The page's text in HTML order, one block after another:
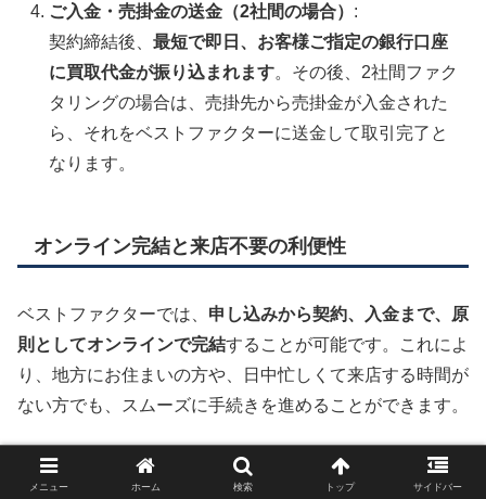
ご入金・売掛金の送金（2社間の場合） :
契約締結後、最短で即日、お客様ご指定の銀行口座
に買取代金が振り込まれます。その後、2社間ファク
タリングの場合は、売掛先から売掛金が入金された
ら、それをベストファクターに送金して取引完了と
なります。
オンライン完結と来店不要の利便性
ベストファクターでは、 申し込みから契約、入金まで、原
則としてオンラインで完結することが可能です。これによ
り、地方にお住まいの方や、日中忙しくて来店する時間が
ない方でも、スムーズに手続きを進めることができます。
もちろん、直接会って相談したい、契約内容を対面で確認
メニュー ホーム 検索 トップ サイドバー